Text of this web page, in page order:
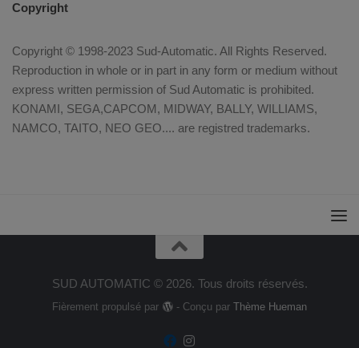
Copyright
Copyright © 1998-2023 Sud-Automatic. All Rights Reserved.
Reproduction in whole or in part in any form or medium without
express written permission of Sud Automatic is prohibited.
KONAMI, SEGA,CAPCOM, MIDWAY, BALLY, WILLIAMS,
NAMCO, TAITO, NEO GEO.... are registred trademarks.
SUD AUTOMATIC © 2026. Tous droits réservés.
Fièrement propulsé par - Conçu par Thème Hueman